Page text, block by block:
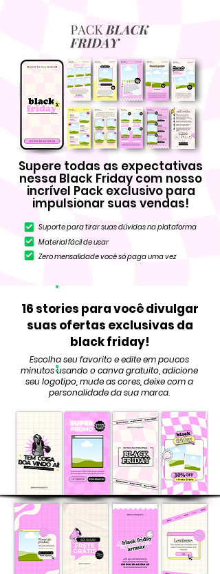
Supere todas as expectativas
nessa Black Friday com nosso
incrível Pack exclusivo para
impulsionar suas vendas!
Suporte para tirar suas dúvidas na plataforma
Material fácil de usar
Zero mensalidade você só paga uma vez
16 stories para você divulgar
suas ofertas exclusivas da
black friday!
Escolha seu favorito e edite em poucos
minutos usando o canva gratuito, adicione
seu logotipo, mude as cores, deixe com a
personalidade da sua marca.